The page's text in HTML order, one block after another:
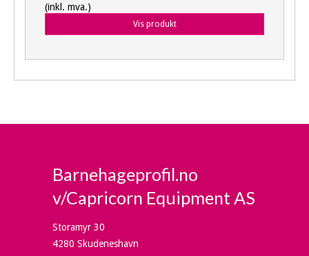
(inkl. mva.)
Vis produkt
Barnehageprofil.no
v/Capricorn Equipment AS
Storamyr 30
4280 Skudeneshavn